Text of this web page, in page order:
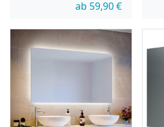
ab 59,90€